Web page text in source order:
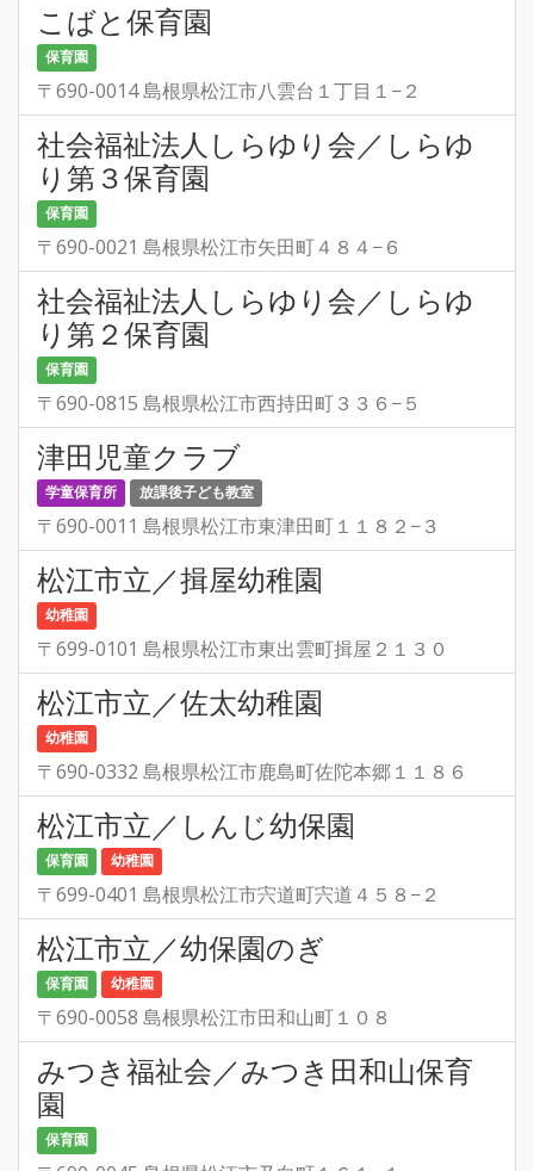
こばと保育園
保育園
〒690-0014 島根県松江市八雲台１丁目１−２
社会福祉法人しらゆり会／しらゆ
り第３保育園
保育園
〒690-0021 島根県松江市矢田町４８４−６
社会福祉法人しらゆり会／しらゆ
り第２保育園
保育園
〒690-0815 島根県松江市西持田町３３６−５
津田児童クラブ
学童保育所 放課後子ども教室
〒690-0011 島根県松江市東津田町１１８２−３
松江市立／揖屋幼稚園
幼稚園
〒699-0101 島根県松江市東出雲町揖屋２１３０
松江市立／佐太幼稚園
幼稚園
〒690-0332 島根県松江市鹿島町佐陀本郷１１８６
松江市立／しんじ幼保園
保育園 幼稚園
〒699-0401 島根県松江市宍道町宍道４５８−２
松江市立／幼保園のぎ
保育園 幼稚園
〒690-0058 島根県松江市田和山町１０８
みつき福祉会／みつき田和山保育
園
保育園